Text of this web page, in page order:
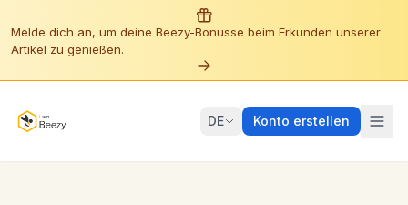
Melde dich an, um deine Beezy-Bonusse beim Erkunden unserer
Artikel zu genießen.
DE Konto erstellen